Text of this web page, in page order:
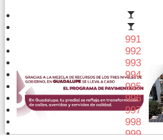
991
992
993
994
995
996
997
998
999